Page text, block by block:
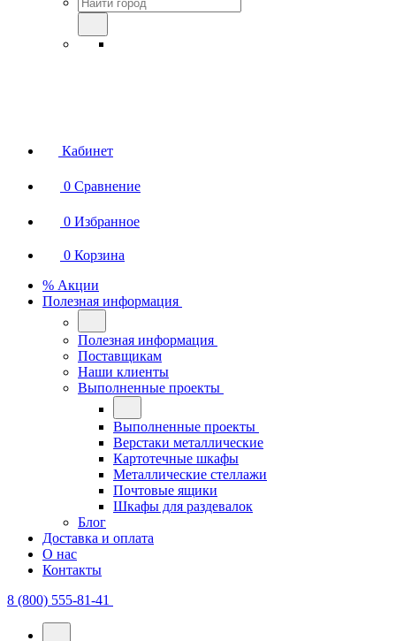
Кабинет
0 Сравнение
0 Избранное
0 Корзина
% Акции
Полезная информация
Полезная информация
Поставщикам
Наши клиенты
Выполненные проекты
Выполненные проекты
Верстаки металлические
Картотечные шкафы
Металлические стеллажи
Почтовые ящики
Шкафы для раздевалок
Блог
Доставка и оплата
О нас
Контакты
8 (800) 555-81-41